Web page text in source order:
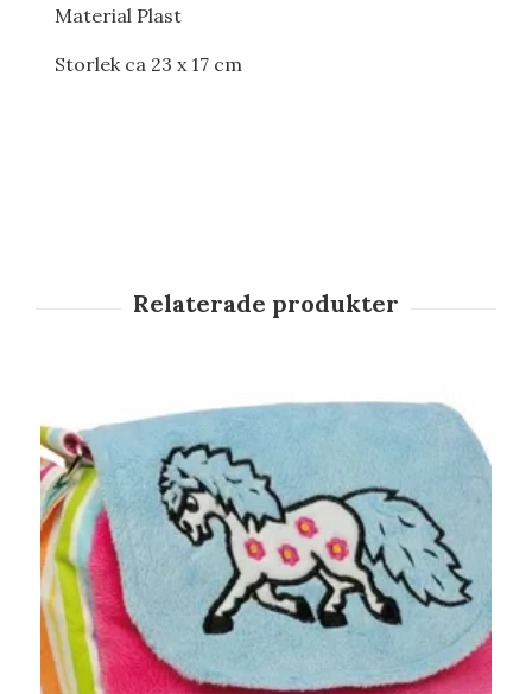
Material Plast
Storlek ca 23 x 17 cm